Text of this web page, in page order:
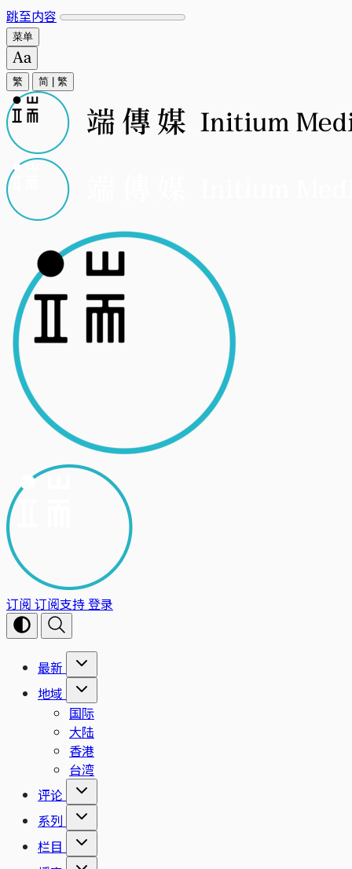
跳至内容
菜单
繁 简 繁
订阅 订阅支持登录
最新
地域
国际
大陆
香港
台湾
评论
系列
栏目